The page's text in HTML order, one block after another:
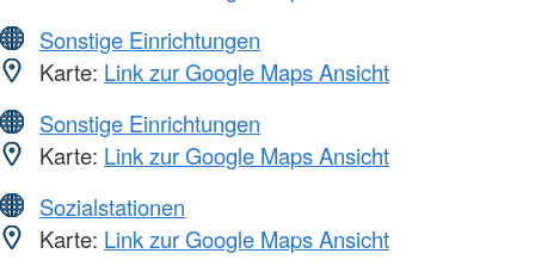
Sonstige Einrichtungen
Karte: Link zur Google Maps Ansicht
Sonstige Einrichtungen
Karte: Link zur Google Maps Ansicht
Sozialstationen
Karte: Link zur Google Maps Ansicht